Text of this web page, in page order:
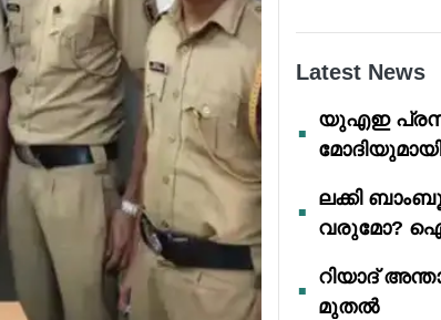
Latest News
യുഎഇ
ലക്കി
വരുമോ?
റിയാദ്
മുതൽ